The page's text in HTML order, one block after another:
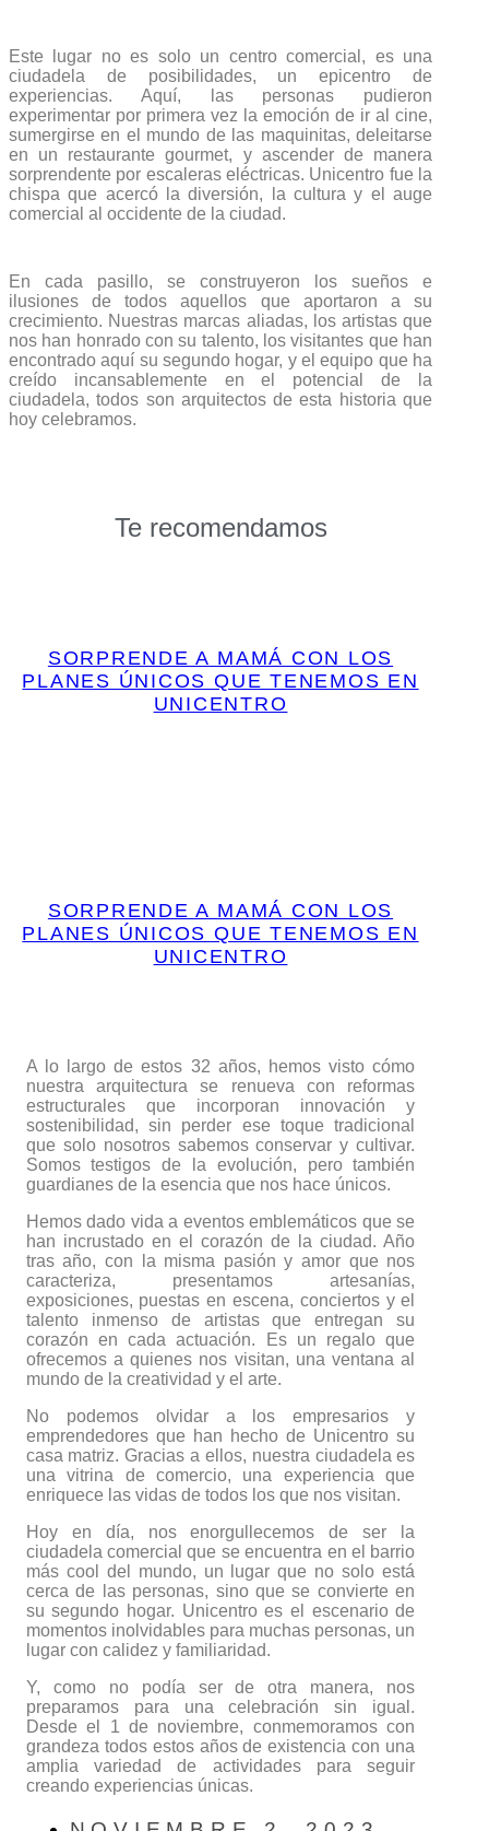
Este lugar no es solo un centro comercial, es una
ciudadela de posibilidades, un epicentro de
experiencias. Aquí, las personas pudieron
experimentar por primera vez la emoción de ir al cine,
sumergirse en el mundo de las maquinitas, deleitarse
en un restaurante gourmet, y ascender de manera
sorprendente por escaleras eléctricas. Unicentro fue la
chispa que acercó la diversión, la cultura y el auge
comercial al occidente de la ciudad.
En cada pasillo, se construyeron los sueños e
ilusiones de todos aquellos que aportaron a su
crecimiento. Nuestras marcas aliadas, los artistas que
nos han honrado con su talento, los visitantes que han
encontrado aquí su segundo hogar, y el equipo que ha
creído incansablemente en el potencial de la
ciudadela, todos son arquitectos de esta historia que
hoy celebramos.
Te recomendamos
SORPRENDE A MAMÁ CON LOS
PLANES ÚNICOS QUE TENEMOS EN
UNICENTRO
SORPRENDE A MAMÁ CON LOS
PLANES ÚNICOS QUE TENEMOS EN
UNICENTRO
A lo largo de estos 32 años, hemos visto cómo
nuestra arquitectura se renueva con reformas
estructurales que incorporan innovación y
sostenibilidad, sin perder ese toque tradicional
que solo nosotros sabemos conservar y cultivar.
Somos testigos de la evolución, pero también
guardianes de la esencia que nos hace únicos.
Hemos dado vida a eventos emblemáticos que se
han incrustado en el corazón de la ciudad. Año
tras año, con la misma pasión y amor que nos
caracteriza, presentamos artesanías,
exposiciones, puestas en escena, conciertos y el
talento inmenso de artistas que entregan su
corazón en cada actuación. Es un regalo que
ofrecemos a quienes nos visitan, una ventana al
mundo de la creatividad y el arte.
No podemos olvidar a los empresarios y
emprendedores que han hecho de Unicentro su
casa matriz. Gracias a ellos, nuestra ciudadela es
una vitrina de comercio, una experiencia que
enriquece las vidas de todos los que nos visitan.
Hoy en día, nos enorgullecemos de ser la
ciudadela comercial que se encuentra en el barrio
más cool del mundo, un lugar que no solo está
cerca de las personas, sino que se convierte en
su segundo hogar. Unicentro es el escenario de
momentos inolvidables para muchas personas, un
lugar con calidez y familiaridad.
Y, como no podía ser de otra manera, nos
preparamos para una celebración sin igual.
Desde el 1 de noviembre, conmemoramos con
grandeza todos estos años de existencia con una
amplia variedad de actividades para seguir
creando experiencias únicas.